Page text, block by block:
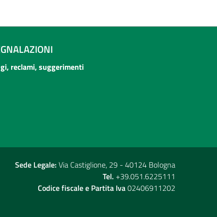
reclami, suggerimenti
Sede Legale: Via Castiglione, 29 - 40124 Bologna
Tel. +39.051.6225111
Codice fiscale e Partita Iva02406911202